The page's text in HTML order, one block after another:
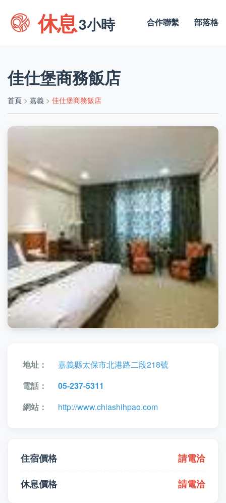
休息3小時 合作聯繫 部落格
佳仕堡商務飯店
首頁 > 嘉義 > 佳仕堡商務飯店
地址：
嘉義縣太保市北港路二段218號
電話：
05-237-5311
網站：
http://www.chiashihpao.com
住宿價格
請電洽
休息價格
請電洽